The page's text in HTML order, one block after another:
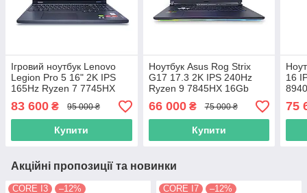
Ігровий ноутбук Lenovo
Legion Pro 5 16" 2K IPS
165Hz Ryzen 7 7745HX
16Gb SSD1TB RTX 4060
140W 8GB Win11 16ARX8
83 600 ₴ 95 000 ₴
Купити
Ноутбук Asus Rog Strix
G17 17.3 2K IPS 240Hz
Ryzen 9 7845HX 16Gb
DDR5 SSD1TB RTX 4060
8GB G713PV-WS94 10159
66 000₴ 75 000 ₴
Купити
16
16-
75
Акційні пропозиції та новинки
CORE I3 –12% CORE I7 –12%